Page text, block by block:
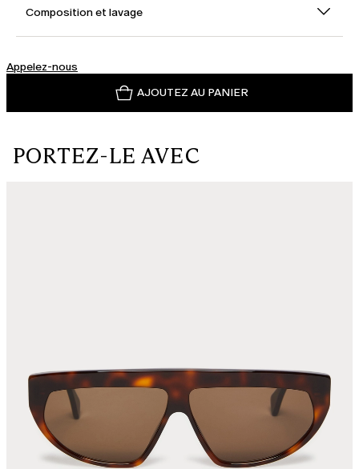
Composition et lavage
Appelez-nous
AJOUTEZ AU PANIER
PORTEZ-LE AVEC